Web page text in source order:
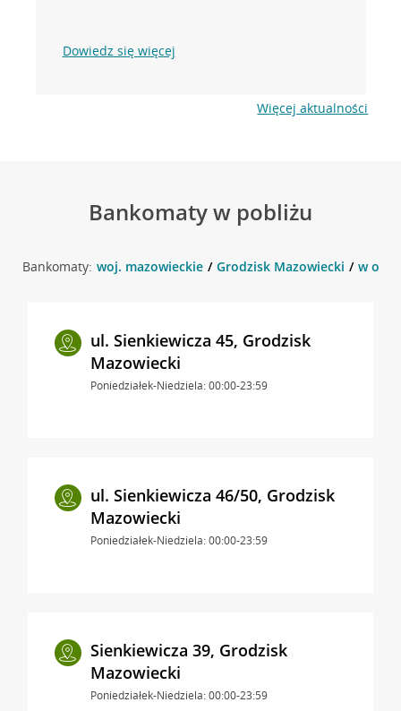
Dowiedz się więcej
Więcej aktualności
Bankomaty w pobliżu
Bankomaty: woj. mazowieckie Grodzisk Mazowiecki w
ul. Sienkiewicza 45, Grodzisk
Mazowiecki
Poniedziałek-Niedziela: 00:00-23:59
ul. Sienkiewicza 46/50, Grodzisk
Mazowiecki
Poniedziałek-Niedziela: 00:00-23:59
Sienkiewicza 39, Grodzisk
Mazowiecki
Poniedziałek-Niedziela: 00:00-23:59